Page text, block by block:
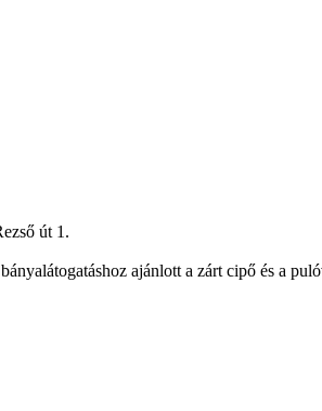
út 1.
ajánlott a zárt cipő és a